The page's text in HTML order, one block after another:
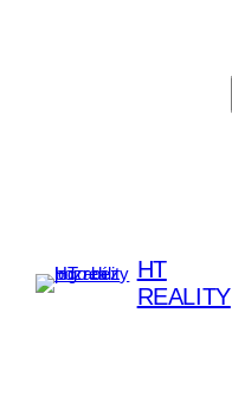
HT
REALITY